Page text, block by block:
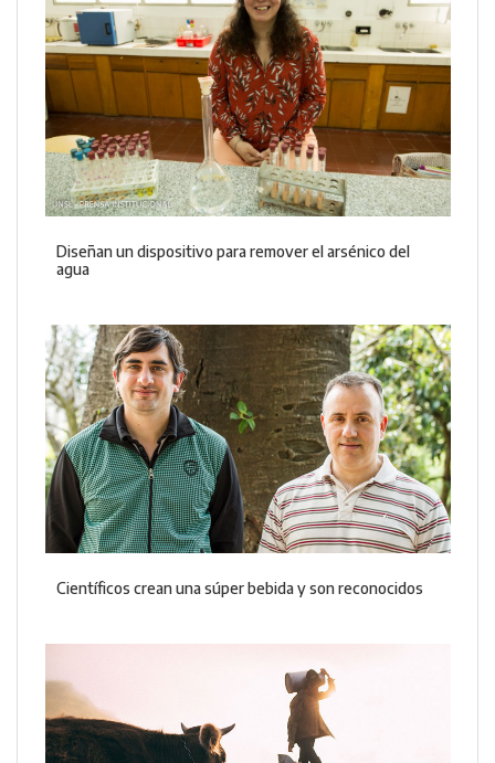
Diseñan un dispositivo para remover el arsénico del
agua
Científicos crean una súper bebida y son reconocidos